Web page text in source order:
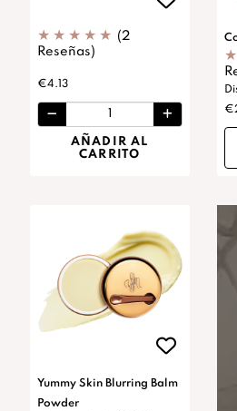
(2
Reseñas)
€4.13
AÑADIR AL
CARRITO
Yummy Skin Blurring Balm
Powder